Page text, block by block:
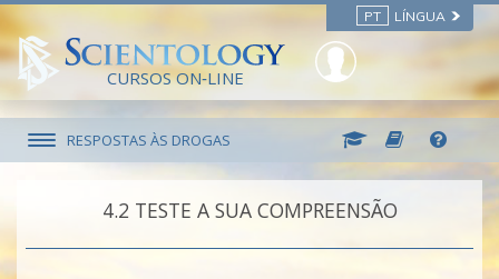
PT LÍNGUA
CURSOS ON‑LINE
RESPOSTAS ÀS DROGAS
4.‎2 TESTE A SUA COMPREENSÃO